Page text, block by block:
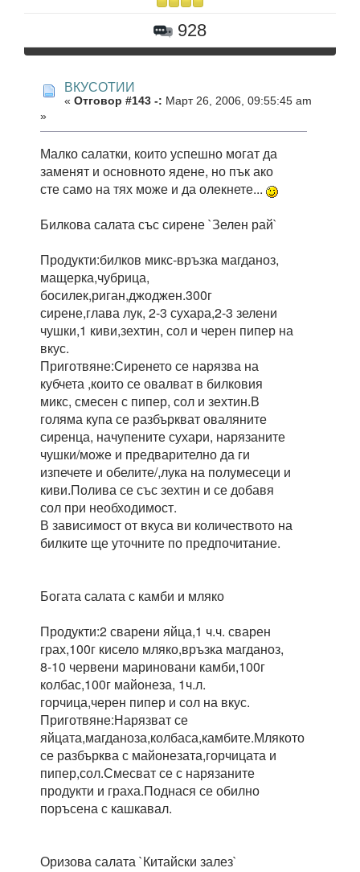
928
ВКУСОТИИ
« Отговор #143 -: Март 26, 2006, 09:55:45 am
»
Малко салатки, които успешно могат да
заменят и основното ядене, но пък ако
сте само на тях може и да олекнете...
Билкова салата със сирене `Зелен рай`
Продукти:билков микс-връзка магданоз,
мащерка,чубрица,
босилек,риган,джоджен.300г
сирене,глава лук, 2-3 сухара,2-3 зелени
чушки,1 киви,зехтин, сол и черен пипер на
вкус.
Приготвяне:Сиренето се нарязва на
кубчета ,които се овалват в билковия
микс, смесен с пипер, сол и зехтин.В
голяма купа се разбъркват оваляните
сиренца, начупените сухари, нарязаните
чушки/може и предварително да ги
изпечете и обелите/,лука на полумесеци и
киви.Полива се със зехтин и се добавя
сол при необходимост.
В зависимост от вкуса ви количеството на
билките ще уточните по предпочитание.
Богата салата с камби и мляко
Продукти:2 сварени яйца,1 ч.ч. сварен
грах,100г кисело мляко,връзка магданоз,
8-10 червени мариновани камби,100г
колбас,100г майонеза, 1ч.л.
горчица,черен пипер и сол на вкус.
Приготвяне:Нарязват се
яйцата,магданоза,колбаса,камбите.Млякото
се разбърква с майонезата,горчицата и
пипер,сол.Смесват се с нарязаните
продукти и граха.Поднася се обилно
поръсена с кашкавал.
Оризова салата `Китайски залез`